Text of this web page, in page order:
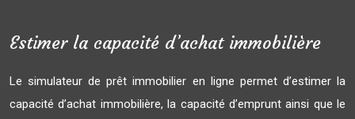
Estimer la capacité d’achat immobilière
Le simulateur de prêt immobilier en ligne permet d’estimer la
capacité d’achat immobilière, la capacité d’emprunt ainsi que le